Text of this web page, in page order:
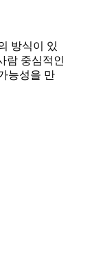
방식이 있
람 중심적인
능성을 만